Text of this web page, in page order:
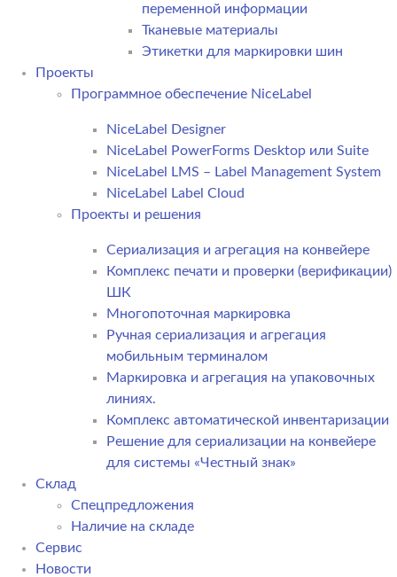
переменной информации
Тканевые материалы
Этикетки для маркировки шин
Проекты
Программное обеспечение NiceLabel
NiceLabel Designer
NiceLabel PowerForms Desktop или Suite
NiceLabel LMS – Label Management System
NiceLabel Label Cloud
Проекты и решения
Сериализация и агрегация на конвейере
Комплекс печати и проверки (верификации)
ШК
Многопоточная маркировка
Ручная сериализация и агрегация
мобильным терминалом
Маркировка и агрегация на упаковочных
линиях.
Комплекс автоматической инвентаризации
Решение для сериализации на конвейере
для системы «Честный знак»
Склад
Спецпредложения
Наличие на складе
Сервис
Новости